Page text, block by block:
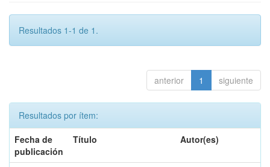
Resultados 1-1 de 1.
anterior 1 siguiente
Resultados por ítem:
Fecha de
publicación
Título Autor(es)